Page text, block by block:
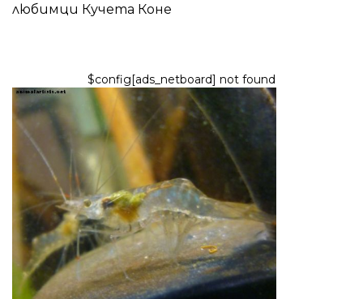
любимци Кучета Коне
$config[ads_netboard] not found
РИБИ И АКВАРИУМИ
Практическа аквапоника:
Поддържане на системата